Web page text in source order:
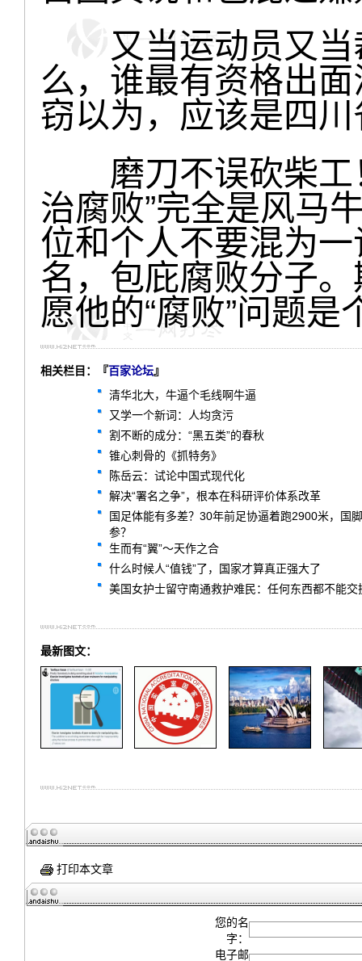
又当运动员又当
么，谁最有资格出
窃以为，应该是四
磨刀不误砍柴工
治腐败”完全是风马
位和个人不要混为一
名，包庇腐败分子
愿他的“腐败”问题是
相关栏目：『百家论坛』
清华北大，牛逼个毛线啊牛逼
又学一个新词：人均贪污
割不断的成分：“黑五类”的春秋
锥心刺骨的《抓特务》
陈岳云：试论中国式现代化
解决“署名之争”，根本在科研评价体系改革
国足体能有多差？30年前足协逼着跑2900米，国
参？
生而有“翼”～天作之合
什么时候人“值钱”了，国家才算真正强大了
美国女护士留守南通救护难民：任何东西都不能交
最新图文：
打印本文章
您的名
字：
电子邮